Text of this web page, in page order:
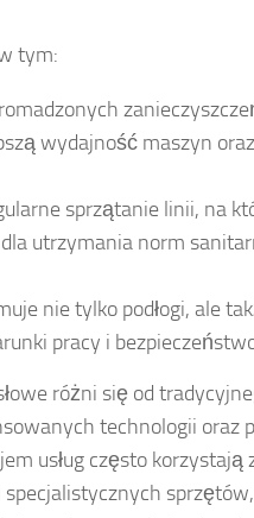
tym:
wydajność maszyn
sprzątanie linii, na
utrzymania norm
nie tylko podłogi, ale
pracy i
różni się od
technologii oraz
usług często korzystają
specjalistycznych